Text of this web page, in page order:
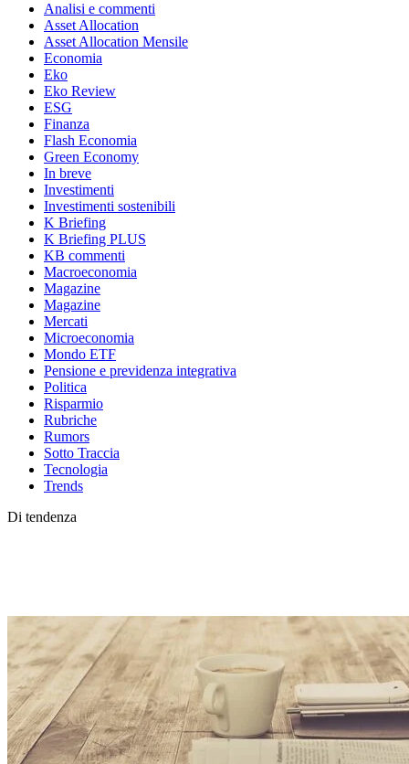
Analisi e commenti
Asset Allocation
Asset Allocation Mensile
Economia
Eko
Eko Review
ESG
Finanza
Flash Economia
Green Economy
In breve
Investimenti
Investimenti sostenibili
K Briefing
K Briefing PLUS
KB commenti
Macroeconomia
Magazine
Magazine
Mercati
Microeconomia
Mondo ETF
Pensione e previdenza integrativa
Politica
Risparmio
Rubriche
Rumors
Sotto Traccia
Tecnologia
Trends
Di tendenza